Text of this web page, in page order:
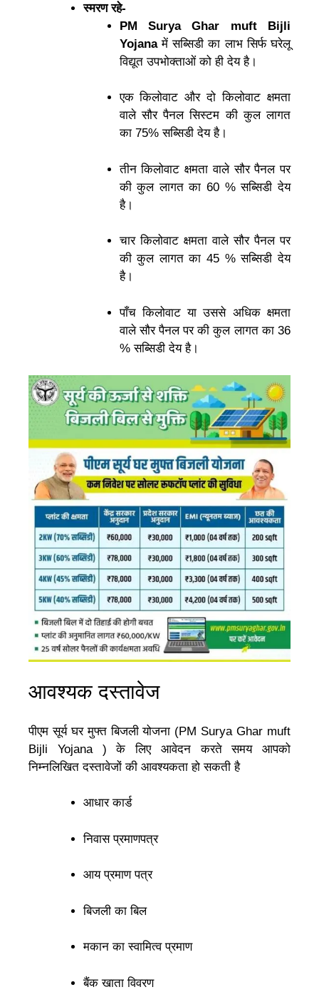
स्मरण रहे-
PM Surya Ghar muft Bijli
Yojanaमें सब्सिडी का लाभ सिर्फ घरेलू
विद्यूत उपभोक्ताओं को ही देय है।
एक किलोवाट और दो किलोवाट क्षमता
वाले सौर पैनल सिस्टम की कुल लागत
का 75% सब्सिडी देय है।
तीन किलोवाट क्षमता वाले सौर पैनल पर
की कुल लागत का 60 % सब्सिडी देय
है।
चार किलोवाट क्षमता वाले सौर पैनल पर
की कुल लागत का 45 % सब्सिडी देय
है।
पाँच किलोवाट या उससे अधिक क्षमता
वाले सौर पैनल पर की कुल लागत का 36
% सब्सिडी देय है।
आवश्यक दस्तावेज
पीएम सूर्य घर मुफ्त बिजली योजना (PM Surya Ghar muft
Bijli Yojana ) के लिए आवेदन करते समय आपको
निम्नलिखित दस्तावेजों की आवश्यकता हो सकती है
आधार कार्ड
निवास प्रमाणपत्र
आय प्रमाण पत्र
बिजली का बिल
मकान का स्वामित्व प्रमाण
बैंक खाता विवरण